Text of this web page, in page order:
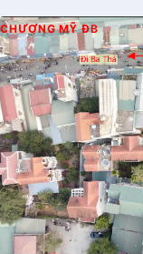
CHƯƠNG MỸ ĐB